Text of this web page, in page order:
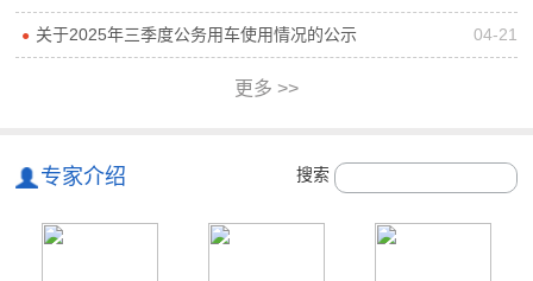
● 关于2025年三季度公务用车使用情况的公示 04-21
更多 >>
专家介绍 搜索